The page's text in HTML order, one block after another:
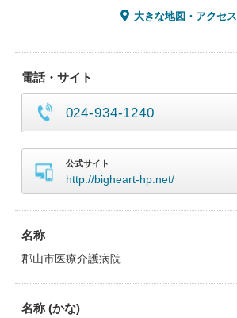
大きな地図・アクセス
電話・サイト
024-934-1240
公式サイト
http://bigheart-hp.net/
名称
郡山市医療介護病院
名称 (かな)